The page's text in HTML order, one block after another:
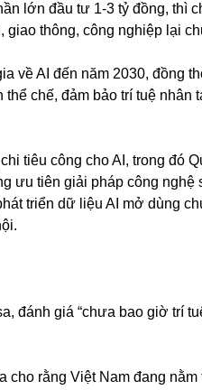
lớn đầu tư 1-3 tỷ đồng, thì
giao thông, công nghiệp lại
về AI đến năm 2030, đồng
chế, đảm bảo trí tuệ nhân
tiêu công cho AI, trong đó
ưu tiên giải pháp công
triển dữ liệu AI mở dùng
đánh giá “chưa bao giờ trí
rằng Việt Nam đang nằm